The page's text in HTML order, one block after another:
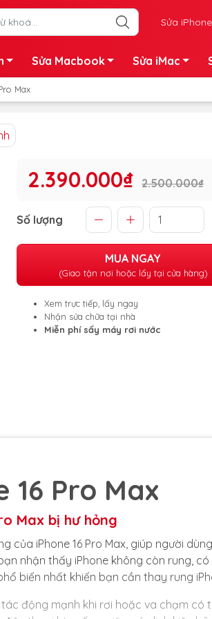
Sửa iPhone
Sửa Macbook Sửa iMac
Max
2.390.000₫ 2.500.000₫
Số lượng
MUA NGAY
(Giao tận nơi hoặc lấy tại cửa hàng)
Xem trực tiếp, lấy ngay
Nhận sửa chữa tại nhà
Miễn phí sấy máy rơi nước
16 Pro Max
Max bị hư hỏng
của iPhone 16 Pro Max, giúp người
nhận thấy iPhone không còn rung,
biến nhất khiến bạn cần thay rung
động mạnh khi rơi hoặc va chạm có